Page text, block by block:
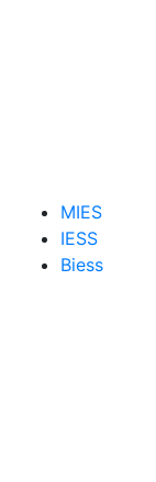
MIES
IESS
Biess